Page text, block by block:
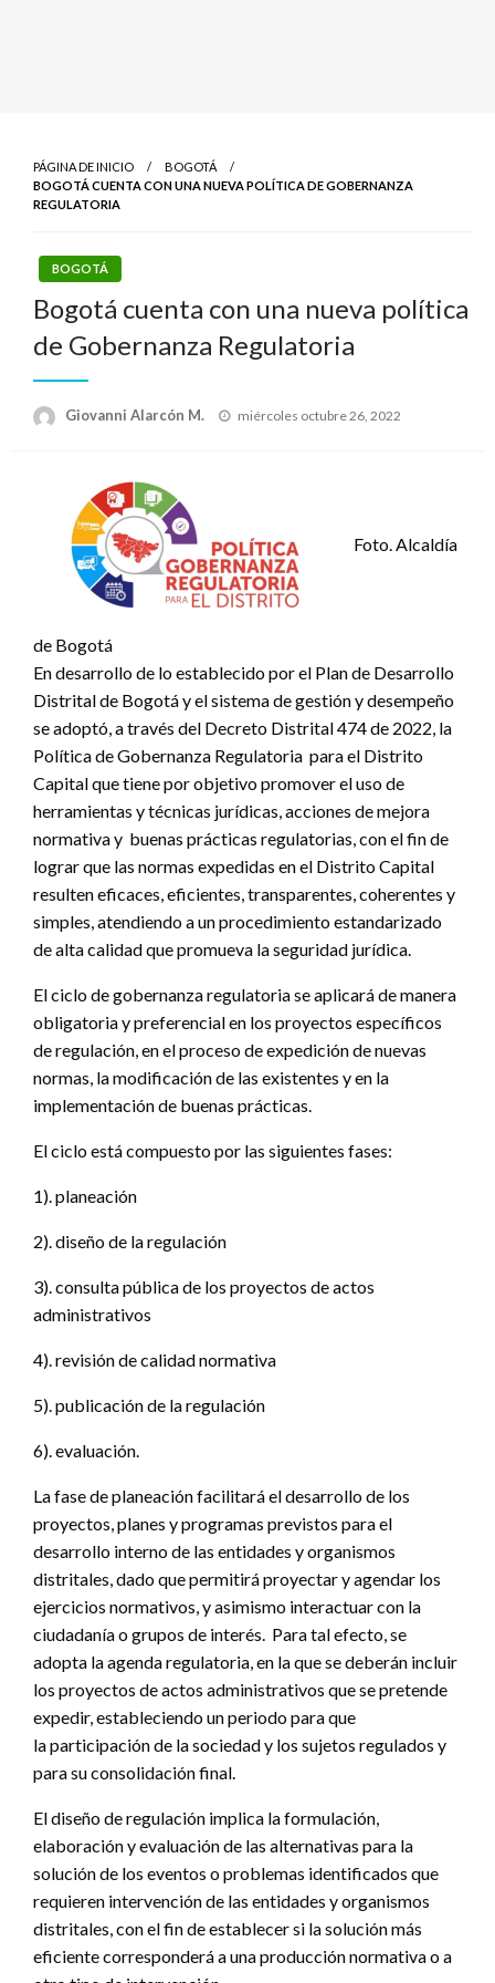
PÁGINA DE INICIO
BOGOTÁ
BOGOTÁ CUENTA CON UNA NUEVA POLÍTICA DE GOBERNANZA
REGULATORIA
BOGOTÁ
Bogotá cuenta con una nueva política
de Gobernanza Regulatoria
Giovanni Alarcón M.
Publicado
miércoles octubre 26, 2022
Foto. Alcaldía
de Bogotá
En desarrollo de lo establecido por el Plan de Desarrollo
Distrital de Bogotá y el sistema de gestión y desempeño
se adoptó, a través del Decreto Distrital 474 de 2022, la
Política de Gobernanza Regulatoria para el Distrito
Capital que tiene por objetivo promover el uso de
herramientas y técnicas jurídicas, acciones de mejora
normativa y buenas prácticas regulatorias, con el fin de
lograr que las normas expedidas en el Distrito Capital
resulten eficaces, eficientes, transparentes, coherentes y
simples, atendiendo a un procedimiento estandarizado
de alta calidad que promueva la seguridad jurídica.
El ciclo de gobernanza regulatoria se aplicará de manera
obligatoria y preferencial en los proyectos específicos
de regulación, en el proceso de expedición de nuevas
normas, la modificación de las existentes y en la
implementación de buenas prácticas.
El ciclo está compuesto por las siguientes fases:
1). planeación
2). diseño de la regulación
3). consulta pública de los proyectos de actos
administrativos
4). revisión de calidad normativa
5). publicación de la regulación
6). evaluación.
La fase de planeación facilitará el desarrollo de los
proyectos, planes y programas previstos para el
desarrollo interno de las entidades y organismos
distritales, dado que permitirá proyectar y agendar los
ejercicios normativos, y asimismo interactuar con la
ciudadanía o grupos de interés. Para tal efecto, se
adopta la agenda regulatoria, en la que se deberán incluir
los proyectos de actos administrativos que se pretende
expedir, estableciendo un periodo para que
la participación de la sociedad y los sujetos regulados y
para su consolidación final.
El diseño de regulación implica la formulación,
elaboración y evaluación de las alternativas para la
solución de los eventos o problemas identificados que
requieren intervención de las entidades y organismos
distritales, con el fin de establecer si la solución más
eficiente corresponderá a una producción normativa o a